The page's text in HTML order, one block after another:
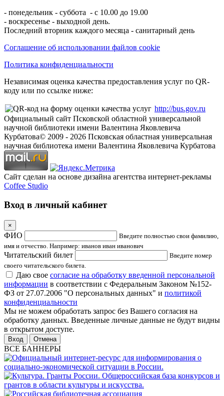
- понедельник - суббота - с 10.00 до 19.00
- воскресенье - выходной день.
Последний вторник каждого месяца - санитарный день
Соглашение об использовании файлов cookie
Политика конфиденциальности
Независимая оценка качества предоставления услуг по QR-
коду или по ссылке ниже:
http://bus.gov.ru
Официальный сайт Псковской областной универсальной
научной библиотеки имени Валентина Яковлевича
Курбатова© 2009 - 2026 Псковская областная универсальная
научная библиотека имени Валентина Яковлевича Курбатова
Сайт сделан на основе дизайна агентства интернет-рекламы
Coffee Studio
Вход в личный кабинет
×
ФИО
Введите полностью свои фамилию,
имя и отчество. Например: иванов иван иванович
Читательский билет
Введите номер
своего читательского билета.
Даю свое согласие на обработку введенной персональной
информации в соответствии с Федеральным Законом №152-
ФЗ от 27.07.2006 "О персональных данных" и политикой
конфиденциальности
Мы не можем обработать запрос без Вашего согласия на
обработку данных. Введенные личные данные не будут видны
в открытом доступе.
Отмена
ВСЕ БАННЕРЫ